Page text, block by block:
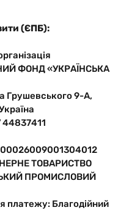
(ЄПБ):
ФОНД «УКРАЇНСЬКА
Грушевського 9-А,
ТОВАРИСТВО
ПРОМИСЛОВИЙ
платежу: Благодійний